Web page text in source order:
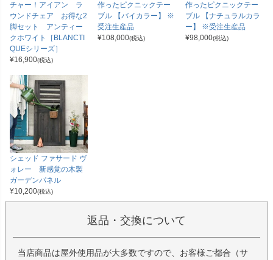
チャー！アイアン ラ
ウンドチェア お得な2
脚セット アンティー
クホワイト［BLANCTI
QUEシリーズ］
¥16,900(税込)
作ったピクニックテー
ブル 【バイカラー】 ※
受注生産品
¥108,000(税込)
作ったピクニックテー
ブル 【ナチュラルカラ
ー】 ※受注生産品
¥98,000(税込)
シェッド ファサード ヴ
ォレー 新感覚の木製
ガーデンパネル
¥10,200(税込)
返品・交換について
当店商品は屋外使用品が大多数ですので、お客様ご都合（サ